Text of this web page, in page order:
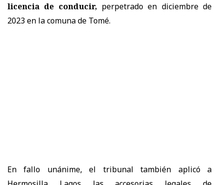
licencia de conducir, perpetrado en diciembre de
2023 en la comuna de Tomé.
En fallo unánime, el tribunal también aplicó a